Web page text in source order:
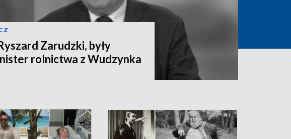
Zarudzki, były
rolnictwa z Wudzynka